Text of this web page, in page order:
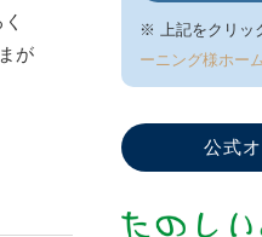
が
※ 上記をクリッ
ーニング様ホー
公式